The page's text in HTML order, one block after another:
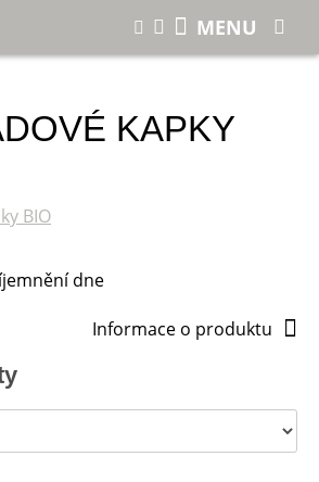
Čokoládové kapky BIO
KAPKY
dne
Informace o produktu
MENU